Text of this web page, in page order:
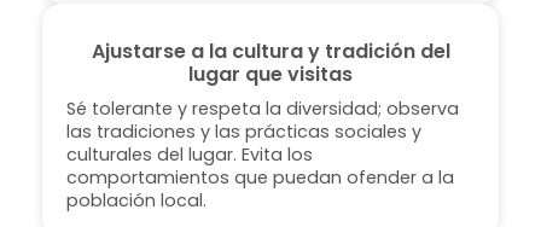
Ajustarse a la cultura y tradición del
lugar que visitas
Sé tolerante y respeta la diversidad; observa
las tradiciones y las prácticas sociales y
culturales del lugar. Evita los
comportamientos que puedan ofender a la
población local.